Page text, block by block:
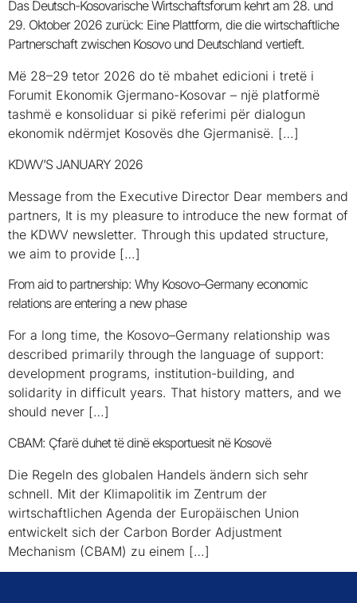
Das Deutsch-Kosovarische Wirtschaftsforum kehrt am 28. und
29. Oktober 2026 zurück: Eine Plattform, die die wirtschaftliche
Partnerschaft zwischen Kosovo und Deutschland vertieft.
Më 28–29 tetor 2026 do të mbahet edicioni i tretë i
Forumit Ekonomik Gjermano-Kosovar – një platformë
tashmë e konsoliduar si pikë referimi për dialogun
ekonomik ndërmjet Kosovës dhe Gjermanisë. […]
KDWV’S JANUARY 2026
Message from the Executive Director Dear members and
partners, It is my pleasure to introduce the new format of
the KDWV newsletter. Through this updated structure,
we aim to provide […]
From aid to partnership: Why Kosovo–Germany economic
relations are entering a new phase
For a long time, the Kosovo–Germany relationship was
described primarily through the language of support:
development programs, institution-building, and
solidarity in difficult years. That history matters, and we
should never […]
CBAM: Çfarë duhet të dinë eksportuesit në Kosovë
Die Regeln des globalen Handels ändern sich sehr
schnell. Mit der Klimapolitik im Zentrum der
wirtschaftlichen Agenda der Europäischen Union
entwickelt sich der Carbon Border Adjustment
Mechanism (CBAM) zu einem […]